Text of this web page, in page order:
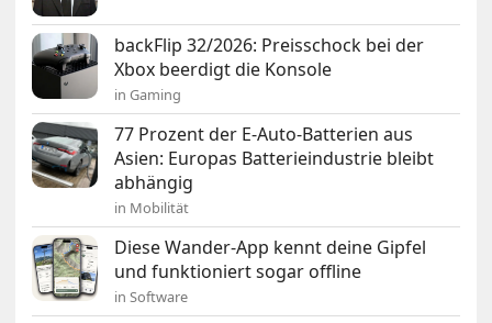
backFlip 32/2026: Preisschock bei der
Xbox beerdigt die Konsole
in Gaming
77 Prozent der E-Auto-Batterien aus
Asien: Europas Batterieindustrie bleibt
abhängig
in Mobilität
Diese Wander-App kennt deine Gipfel
und funktioniert sogar offline
in Software